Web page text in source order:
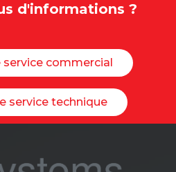
d'informations ?
service commercial
service technique